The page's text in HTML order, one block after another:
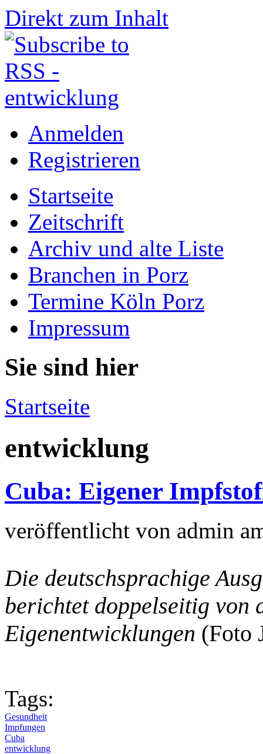
Direkt zum Inhalt
Anmelden
Registrieren
Startseite
Zeitschrift
Archiv und alte Liste
Branchen in Porz
Termine Köln Porz
Impressum
Sie sind hier
Startseite
entwicklung
Cuba: Eigener
veröffentlicht von admin
Die deutschsprachige
berichtet doppelseitig von
Eigenentwicklungen (Foto
Tags:
Gesundheit
Impfungen
Cuba
entwicklung